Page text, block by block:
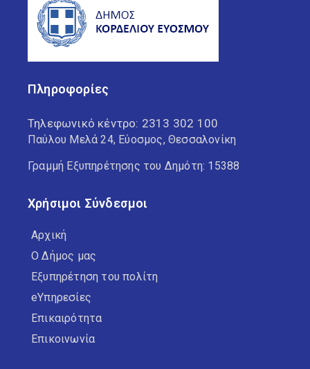
Πληροφορίες
Τηλεφωνικό κέντρο: 2313 302 100
Παύλου Μελά 24, Εύοσμος, Θεσσαλονίκη
Γραμμή Εξυπηρέτησης του Δημότη: 15388
Χρήσιμοι Σύνδεσμοι
Αρχική
Ο Δήμος μας
Εξυπηρέτηση του πολίτη
eΥπηρεσίες
Επικαιρότητα
Επικοινωνία